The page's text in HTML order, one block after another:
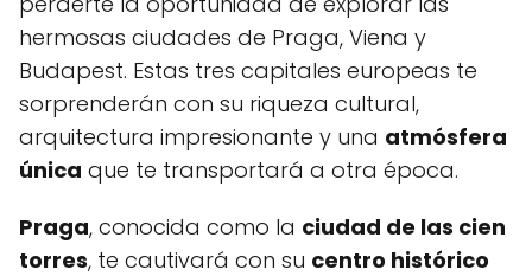
hermosas ciudades de Praga, Viena y
Budapest. Estas tres capitales europeas te
sorprenderán con su riqueza cultural,
arquitectura impresionante y una atmósfera
única que te transportará a otra época.
Praga, conocida como la ciudad de las cien
torres, te cautivará con su centro histórico